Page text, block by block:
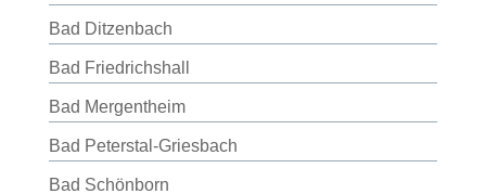
Bad Ditzenbach
Bad Friedrichshall
Bad Mergentheim
Bad Peterstal-Griesbach
Bad Schönborn